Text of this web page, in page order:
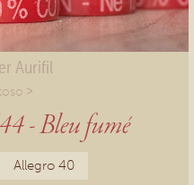
Aurifil
>
- Bleu fumé
Allegro 40